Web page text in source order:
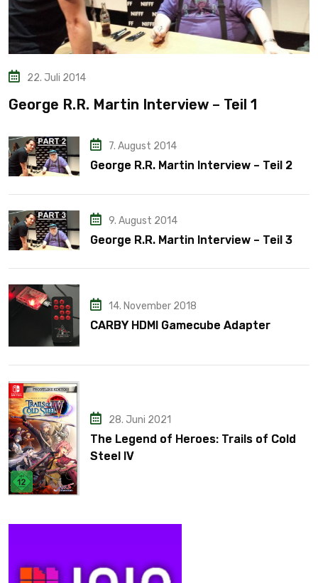
22. Juli 2014
George R.R. Martin Interview – Teil 1
7. August 2014
George R.R. Martin Interview – Teil 2
9. August 2014
George R.R. Martin Interview – Teil 3
14. November 2018
CARBY HDMI Gamecube Adapter
28. Juni 2021
The Legend of Heroes: Trails of Cold
Steel IV